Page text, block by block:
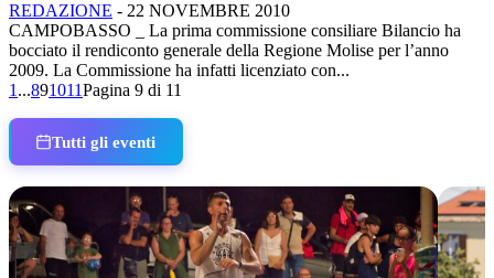
REDAZIONE - 22 NOVEMBRE 2010
CAMPOBASSO _ La prima commissione consiliare Bilancio ha
bocciato il rendiconto generale della Regione Molise per l’anno
2009. La Commissione ha infatti licenziato con...
1 ...891011Pagina 9 di 11
Tutti gli eventi